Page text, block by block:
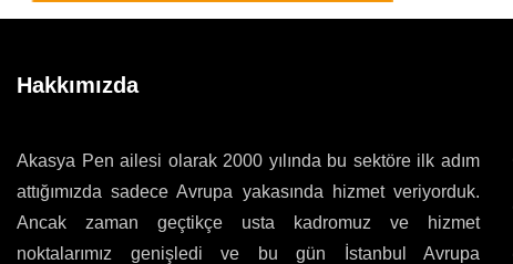
Hakkımızda
Akasya Pen ailesi olarak 2000 yılında bu sektöre ilk adım
attığımızda sadece Avrupa yakasında hizmet veriyorduk.
Ancak zaman geçtikçe usta kadromuz ve hizmet
noktalarımız genişledi ve bu gün İstanbul Avrupa